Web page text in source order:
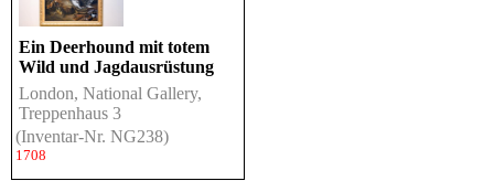
Ein Deerhound mit totem
Wild und Jagdausrüstung
London, National Gallery,
Treppenhaus 3
(Inventar-Nr. NG238)
1708